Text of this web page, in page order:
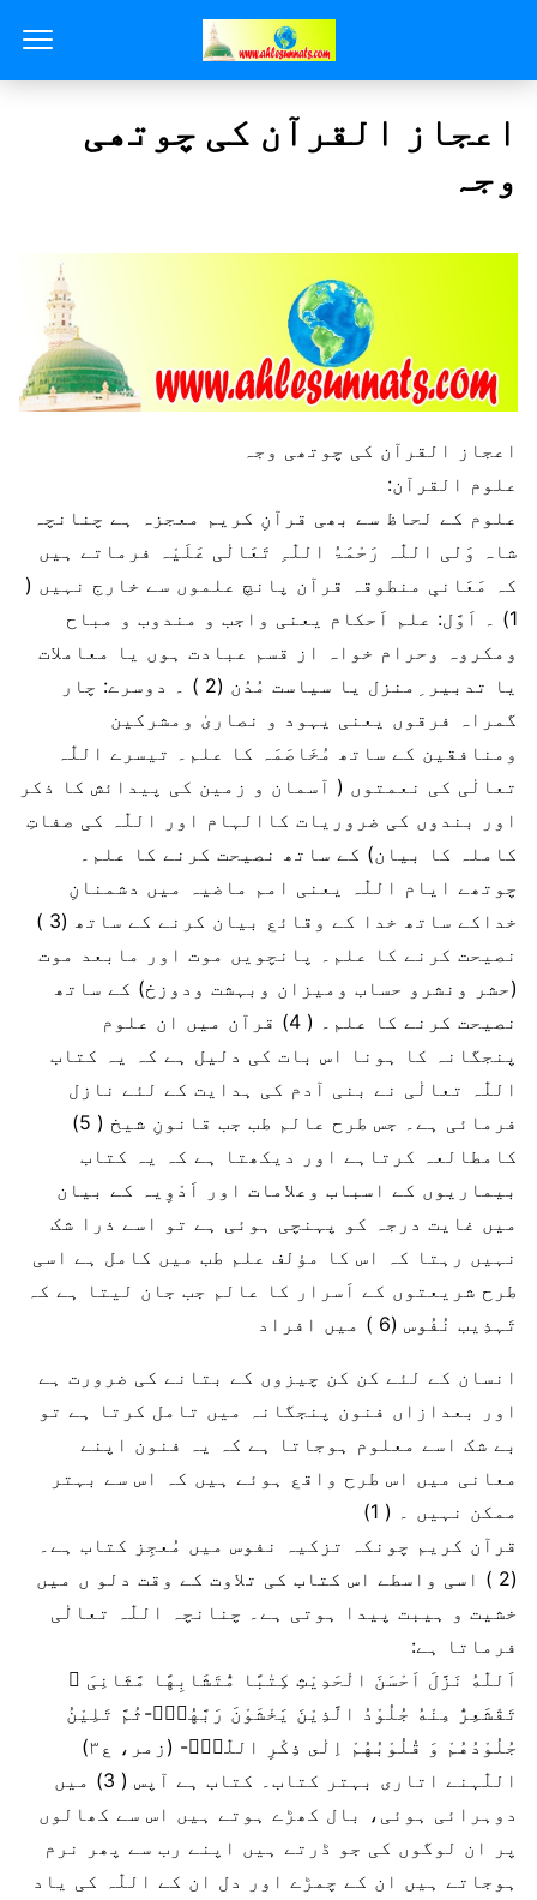
اعجاز القرآن کی چوتھی
وجہ
اعجاز القرآن کی چوتھی وجہ
علوم القرآن:
علوم کے لحاظ سے بھی قرآنِ کریم معجزہ ہے چنانچہ
شاہ وَلی اللّٰہ رَحْمَۃُ اللّٰہِ تَعَالٰی عَلَیْہ فرماتے ہیں
کہ مَعَانیِ منطوقہ قرآن پانچ علموں سے خارج نہیں (
1) ۔ اَوَّل: علم اَحکام یعنی واجب و مندوب و مباح
ومکروہ وحرام خواہ از قسم عبادت ہوں یا معاملات
یا تدبیر ِمنزل یا سیاست مُدُن (2 ) ۔ دوسرے: چار
گمراہ فرقوں یعنی یہود و نصاریٰ ومشرکین
ومنافقین کے ساتھ مُخَاصَمَہ کا علم۔ تیسرے اللّٰہ
تعالٰی کی نعمتوں ( آسمان و زمین کی پیدائش کا ذکر
اور بندوں کی ضروریات کاالہام اور اللّٰہ کی صفاتِ
کاملہ کا بیان) کے ساتھ نصیحت کرنے کا علم۔
چوتھے ایام اللّٰہ یعنی امم ماضیہ میں دشمنانِ
خداکے ساتھ خدا کے وقائع بیان کرنے کے ساتھ (3 )
نصیحت کرنے کا علم۔ پانچویں موت اور مابعد موت
(حشر ونشرو حساب ومیزان وبہشت ودوزخ) کے ساتھ
نصیحت کرنے کا علم۔ ( 4) قرآن میں ان علوم
پنجگانہ کا ہونا اس بات کی دلیل ہے کہ یہ کتاب
اللّٰہ تعالٰی نے بنی آدم کی ہدایت کے لئے نازل
فرمائی ہے۔ جس طرح عالم طب جب قانونِ شیخ ( 5)
کامطالعہ کرتاہے اور دیکھتا ہے کہ یہ کتاب
بیماریوں کے اسباب وعلامات اور اَدْوِیہ کے بیان
میں غایت درجہ کو پہنچی ہوئی ہے تو اسے ذرا شک
نہیں رہتا کہ اس کا مؤلف علم طب میں کامل ہے اسی
طرح شریعتوں کے اَسرار کا عالم جب جان لیتا ہے کہ
تَہذِیب نُفُوس (6 ) میں افراد
انسان کے لئے کن کن چیزوں کے بتانے کی ضرورت ہے
اور بعدازاں فنون پنجگانہ میں تامل کرتا ہے تو
بے شک اسے معلوم ہوجاتا ہے کہ یہ فنون اپنے
معانی میں اس طرح واقع ہوئے ہیں کہ اس سے بہتر
ممکن نہیں ۔ ( 1)
قرآن کریم چونکہ تزکیہ نفوس میں مُعجِز کتاب ہے۔
(2 ) اسی واسطے اس کتاب کی تلاوت کے وقت دلو ں میں
خشیت و ہیبت پیدا ہوتی ہے۔ چنانچہ اللّٰہ تعالٰی
فرماتا ہے:
اَللّٰهُ نَزَّلَ اَحْسَنَ الْحَدِیْثِ كِتٰبًا مُّتَشَابِهًا مَّثَانِیَ ﳓ
تَقْشَعِرُّ مِنْهُ جُلُوْدُ الَّذِیْنَ یَخْشَوْنَ رَبَّهُمْۚ-ثُمَّ تَلِیْنُ
جُلُوْدُهُمْ وَ قُلُوْبُهُمْ اِلٰى ذِكْرِ اللّٰهِؕ- (زمر، ع۳)
اللّٰہنے اتاری بہتر کتاب۔ کتاب ہے آپس ( 3) میں
دوہرائی ہوئی، بال کھڑے ہوتے ہیں اس سے کھالوں
پر ان لوگوں کی جو ڈرتے ہیں اپنے رب سے پھر نرم
ہوجاتے ہیں ان کے چمڑے اور دل ان کے اللّٰہ کی یاد